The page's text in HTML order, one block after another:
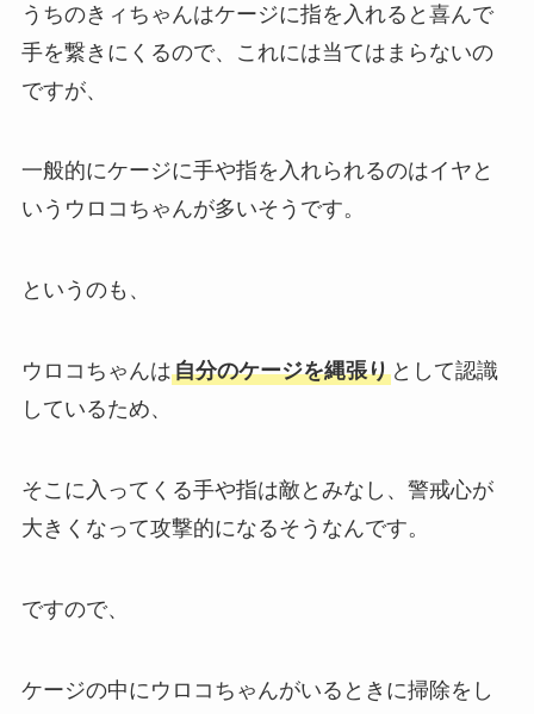
うちのきィちゃんはケージに指を入れると喜んで
手を繋きにくるので、これには当てはまらないの
ですが、
一般的にケージに手や指を入れられるのはイヤと
いうウロコちゃんが多いそうです。
というのも、
ウロコちゃんは自分のケージを縄張りとして認識
しているため、
そこに入ってくる手や指は敵とみなし、警戒心が
大きくなって攻撃的になるそうなんです。
ですので、
ケージの中にウロコちゃんがいるときに掃除をし